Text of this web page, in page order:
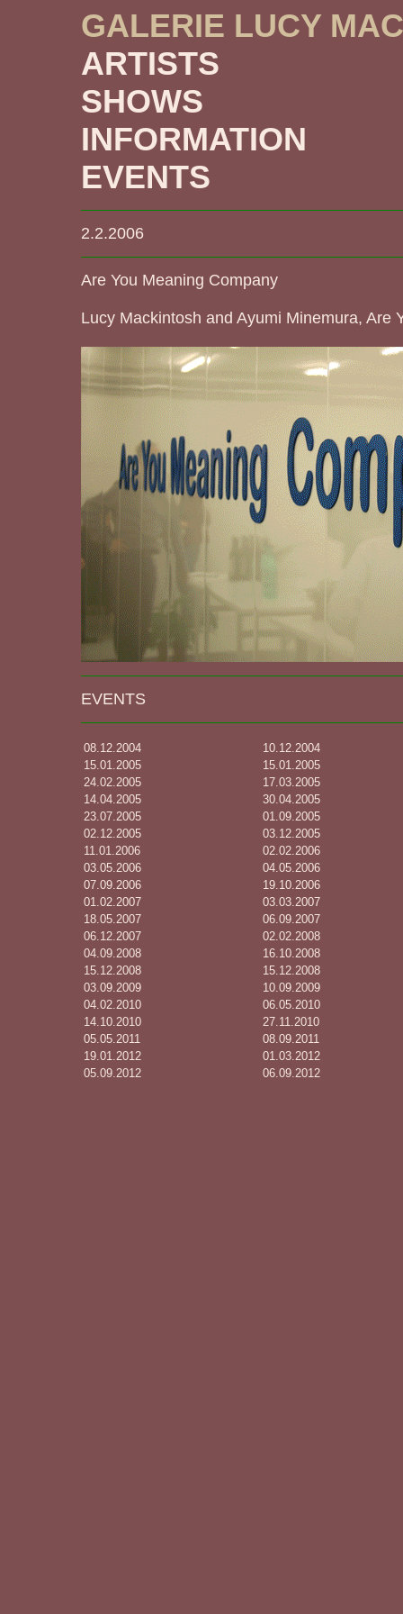
GALERIE LUCY
ARTISTS
SHOWS
INFORMATION
EVENTS
2.2.2006
Are You Meaning Company
Lucy Mackintosh and Ayumi Minemura, Are
EVENTS
08.12.2004
10.12.2004
15.01.2005
15.01.2005
24.02.2005
17.03.2005
14.04.2005
30.04.2005
23.07.2005
01.09.2005
02.12.2005
03.12.2005
11.01.2006
02.02.2006
03.05.2006
04.05.2006
07.09.2006
19.10.2006
01.02.2007
03.03.2007
18.05.2007
06.09.2007
06.12.2007
02.02.2008
04.09.2008
16.10.2008
15.12.2008
15.12.2008
03.09.2009
10.09.2009
04.02.2010
06.05.2010
14.10.2010
27.11.2010
05.05.2011
08.09.2011
19.01.2012
01.03.2012
05.09.2012
06.09.2012